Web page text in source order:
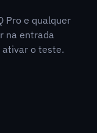
Pro e qualquer
na entrada
ativar o teste.